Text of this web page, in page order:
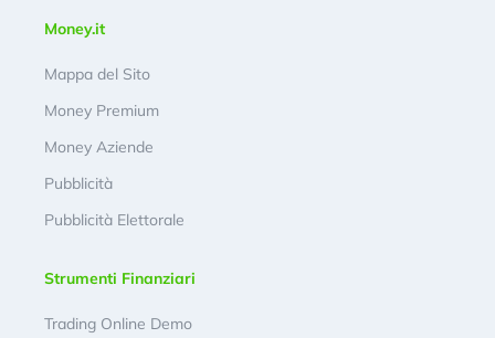
Money.it
Mappa del Sito
Money Premium
Money Aziende
Pubblicità
Pubblicità Elettorale
Strumenti Finanziari
Trading Online Demo